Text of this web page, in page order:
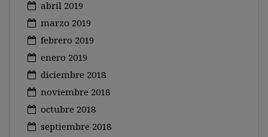
abril 2019
marzo 2019
febrero 2019
enero 2019
diciembre 2018
noviembre 2018
octubre 2018
septiembre 2018